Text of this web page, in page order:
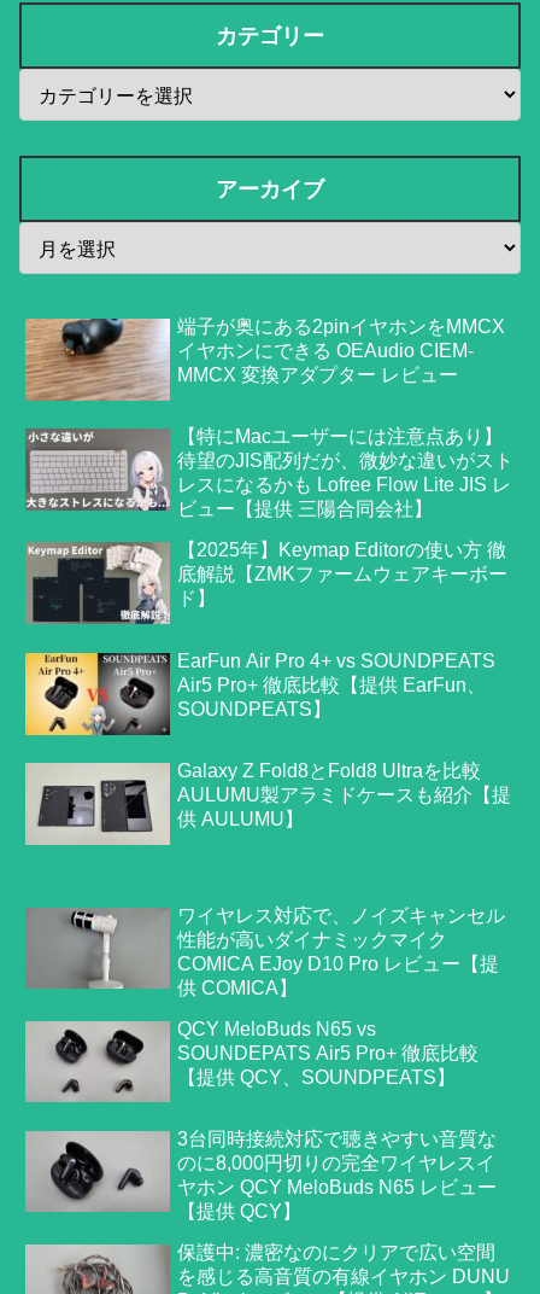
カテゴリー
アーカイブ
端子が奥にある2pinイヤホンをMMCX
イヤホンにできる OEAudio CIEM-
MMCX 変換アダプター レビュー
【特にMacユーザーには注意点あり】
待望のJIS配列だが、微妙な違いがスト
レスになるかも Lofree Flow Lite JIS レ
ビュー【提供 三陽合同会社】
【2025年】Keymap Editorの使い方 徹
底解説【ZMKファームウェアキーボー
ド】
EarFun Air Pro 4+ vs SOUNDPEATS
Air5 Pro+ 徹底比較【提供 EarFun、
SOUNDPEATS】
Galaxy Z Fold8とFold8 Ultraを比較
AULUMU製アラミドケースも紹介【提
供 AULUMU】
ワイヤレス対応で、ノイズキャンセル
性能が高いダイナミックマイク
COMICA EJoy D10 Pro レビュー【提
供 COMICA】
QCY MeloBuds N65 vs
SOUNDEPATS Air5 Pro+ 徹底比較
【提供 QCY、SOUNDPEATS】
3台同時接続対応で聴きやすい音質な
のに8,000円切りの完全ワイヤレスイ
ヤホン QCY MeloBuds N65 レビュー
【提供 QCY】
保護中: 濃密なのにクリアで広い空間
を感じる高音質の有線イヤホン DUNU